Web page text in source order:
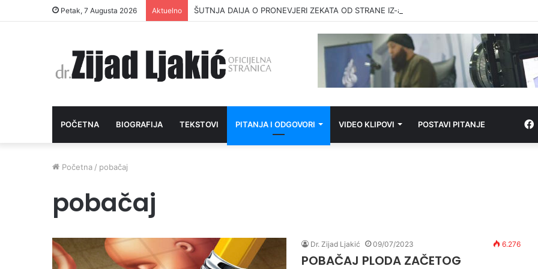
Petak, 7 Augusta 2026 Aktuelno ŠUTNJA DAIJA O PRONEVJERI ZEKATA OD STRANE IZ-a
POČETNA BIOGRAFIJA TEKSTOVI PITANJA I ODGOVORI VIDEO KLIPOVI POSTAVI PITANJE
Početna / pobačaj
pobačaj
Dr. Zijad Ljakić 09/07/2023 6.276
POBAČAJ PLODA ZAČETOG